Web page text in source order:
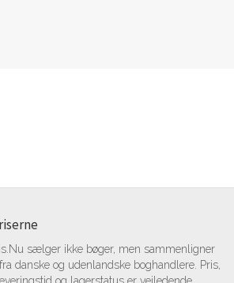
sælger ikke bøger, men sammenligner
danske og udenlandske boghandlere. Pris,